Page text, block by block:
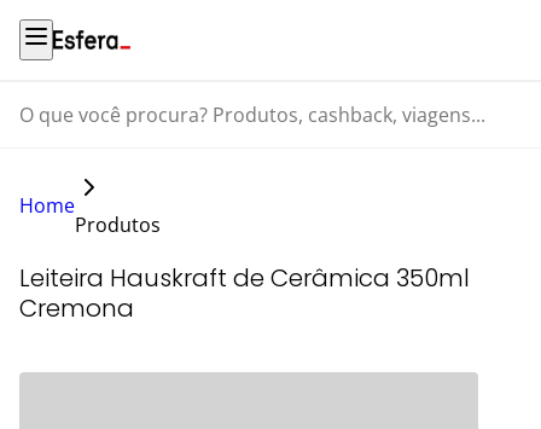
O que você procura? Produtos, cashback, viagens...
Home
Produtos
Leiteira Hauskraft de Cerâmica 350ml
Cremona